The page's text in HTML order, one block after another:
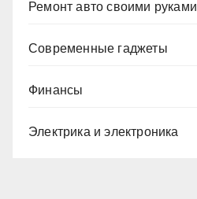
Ремонт авто своими руками
Современные гаджеты
Финансы
Электрика и электроника